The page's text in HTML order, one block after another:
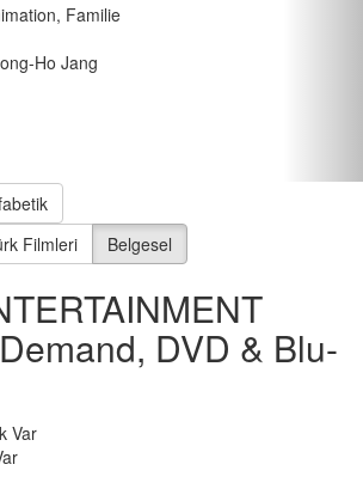
Familie
Ho Jang
Filmleri Belgesel
DVD & Blu-